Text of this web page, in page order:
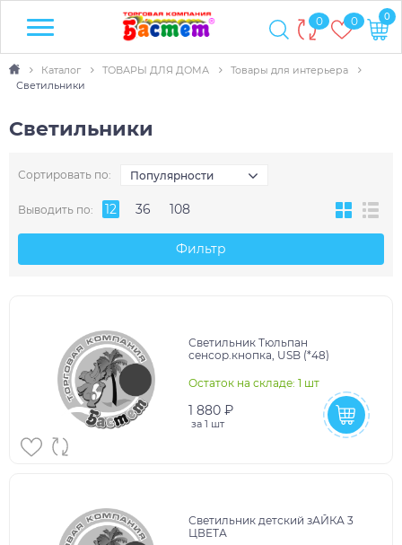
0 0 0
Каталог ТОВАРЫ ДЛЯ ДОМА
Товары для интерьера
Светильники
Светильники
Сортировать по: Популярности
Выводить по: 12 36 108
Фильтр
Светильник Тюльпан
сенсор.кнопка, USB (*48)
Остаток на складе: 1 шт
1 880 ₽
за 1 шт
Светильник детский зАЙКА 3
ЦВЕТА